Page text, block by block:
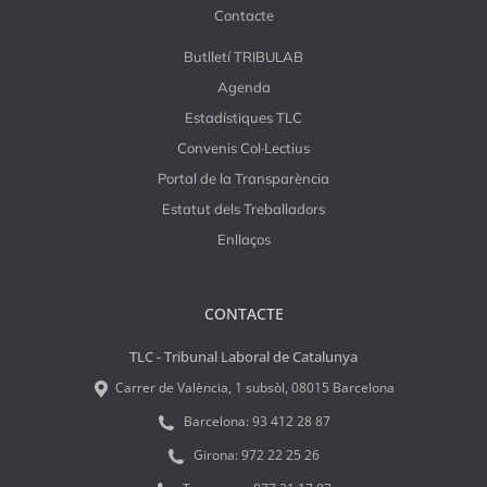
Contacte
Butlletí TRIBULAB
Agenda
Estadístiques TLC
Convenis Col·Lectius
Portal de la Transparència
Estatut dels Treballadors
Enllaços
CONTACTE
TLC - Tribunal Laboral de Catalunya
Carrer de València, 1 subsòl, 08015 Barcelona
Barcelona: 93 412 28 87
Girona: 972 22 25 26